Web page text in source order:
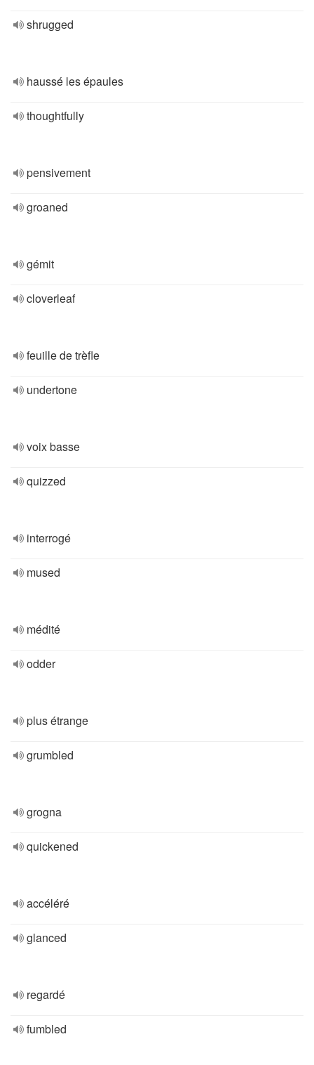
shrugged
haussé les épaules
thoughtfully
pensivement
groaned
gémit
cloverleaf
feuille de trèfle
undertone
voix basse
quizzed
interrogé
mused
médité
odder
plus étrange
grumbled
grogna
quickened
accéléré
glanced
regardé
fumbled